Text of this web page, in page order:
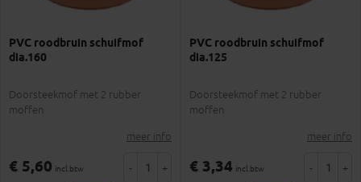
PVC roodbruin schuifmof
dia.160
Doorsteekmof met 2 rubber
moffen
meer info
€ 5,60 incl.btw - +
PVC roodbruin schuifmof
dia.125
Doorsteekmof met 2 rubber
moffen
meer info
€ 3,34 incl.btw - +